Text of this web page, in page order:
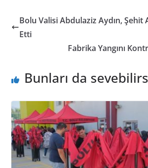
Bolu Valisi Abdulaziz Aydın,
Etti
Fabrika Yangını
Bunları da